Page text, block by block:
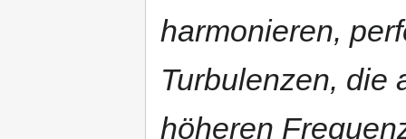
harmonieren,
Turbulenzen, die
höheren